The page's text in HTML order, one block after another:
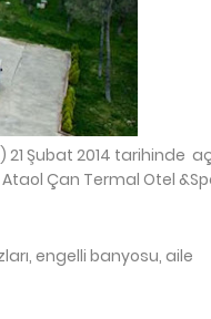
Şubat 2014 tarihinde
Çan Termal Otel
engelli banyosu, aile